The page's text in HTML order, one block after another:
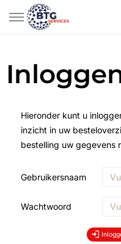
Hieronder kunt u
inzicht in uw
bestelling uw gegevens
Gebruikersnaam
Wachtwoord